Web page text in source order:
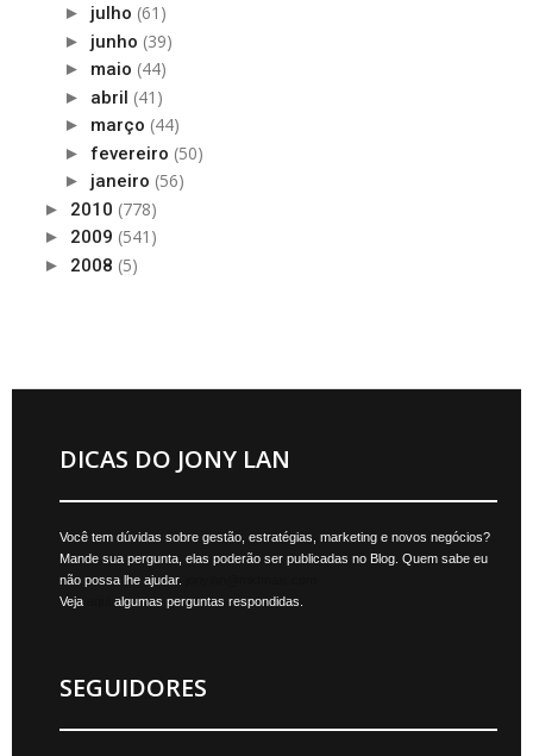
► julho (61)
► junho (39)
► maio (44)
► abril (41)
► março (44)
► fevereiro (50)
► janeiro (56)
► 2010 (778)
► 2009 (541)
► 2008 (5)
DICAS DO JONY LAN
Você tem dúvidas sobre gestão, estratégias, marketing e novos negócios?
Mande sua pergunta, elas poderão ser publicadas no Blog. Quem sabe eu
não possa lhe ajudar.
Veja
algumas perguntas respondidas.
SEGUIDORES